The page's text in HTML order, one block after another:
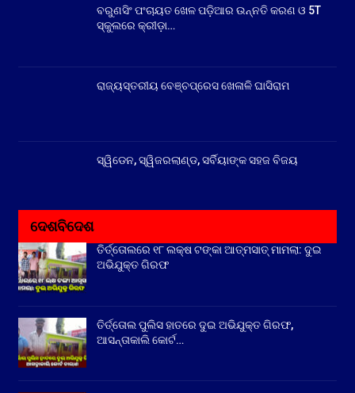
ବରୁଣସିଂ ପଂଚାୟତ ଖେଳ ପଡ଼ିଆର ଉନ୍ନତି କରଣ ଓ 5T
ସ୍କୁଲରେ କ୍ରୀଡ଼ା…
ରାଜ୍ୟସ୍ତରୀୟ ବେଞ୍ଚପ୍ରେସ ଖେଳାଳି ଘାସିରାମ
ସ୍ୱିଡେନ, ସ୍ୱିଜରଲାଣ୍ଡ, ସର୍ବିୟାଙ୍କ ସହଜ ବିଜୟ
ଦେଶବିଦେଶ
ତିର୍ତ୍ତୋଲରେ ୧୮ ଲକ୍ଷ ଟଙ୍କା ଆତ୍ମସାତ୍ ମାମଲା: ଦୁଇ
ଅଭିଯୁକ୍ତ ଗିରଫ
ତିର୍ତ୍ତୋଲ ପୁଲିସ ହାତରେ ଦୁଇ ଅଭିଯୁକ୍ତ ଗିରଫ,
ଆସନ୍ତାକାଲି କୋର୍ଟ…